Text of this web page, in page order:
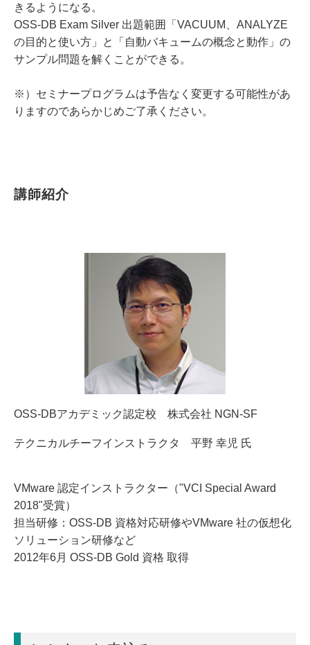
きるようになる。
OSS-DB Exam Silver 出題範囲「VACUUM、ANALYZE
の目的と使い方」と「自動バキュームの概念と動作」の
サンプル問題を解くことができる。
※）セミナープログラムは予告なく変更する可能性があ
りますのであらかじめご了承ください。
講師紹介
OSS-DBアカデミック認定校 株式会社 NGN-SF
テクニカルチーフインストラクタ 平野 幸児 氏
VMware 認定インストラクター（"VCI Special Award
2018"受賞）
担当研修：OSS-DB 資格対応研修やVMware 社の仮想化
ソリューション研修など
2012年6月 OSS-DB Gold 資格 取得